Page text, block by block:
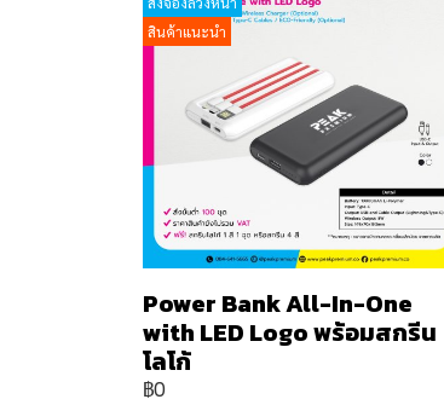
สินค้าแนะนำ
Power Bank All-In-One
with LED Logo พร้อมสกรีน
โลโก้
฿0